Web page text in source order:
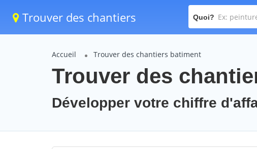
Trouver des chantiers Quoi?
Accueil Trouver des chantiers batiment
Trouver des
Développer votre chiffre